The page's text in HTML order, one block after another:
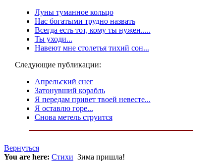
Луны туманное кольцо
Нас богатыми трудно назвать
Всегда есть тот, кому ты нужен.....
Ты уходи...
Навеют мне столетья тихий сон...
Следующие публикации:
Апрельский снег
Затонувший корабль
Я передам привет твоей невесте...
Я оставлю горе...
Снова метель струится
Вернуться
You are here: Стихи Зима пришла!